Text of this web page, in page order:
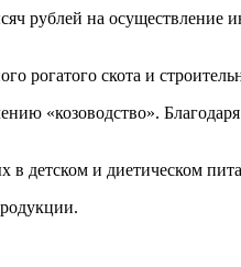
рублей на осуществление
рогатого скота и
«козоводство».
в детском и диетическом